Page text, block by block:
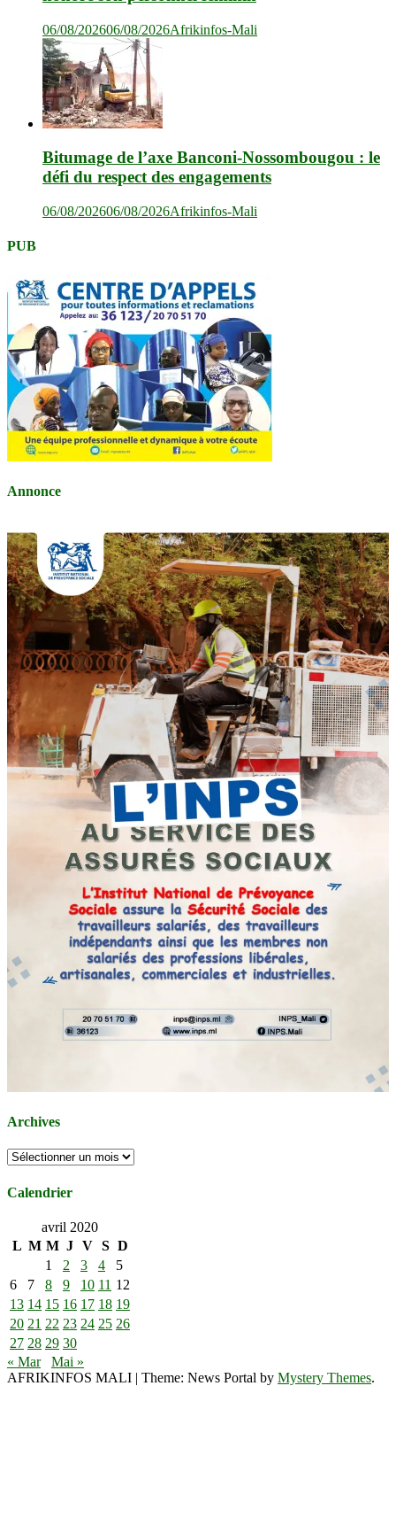
06/08/202606/08/2026Afrikinfos-Mali
Bitumage de l’axe Banconi-Nossombougou : le
défi du respect des engagements
06/08/202606/08/2026Afrikinfos-Mali
PUB
Annonce
Archives
Archives
Calendrier
avril 2020
L M M J V S D
1
2 3 4
5
6
7 8 9 10 11 12
13 14 15 16 17 18 19
20 21 22 23 24 25 26
27 28 29 30
« Mar
Mai »
AFRIKINFOS MALI | Theme: News Portal by Mystery Themes.